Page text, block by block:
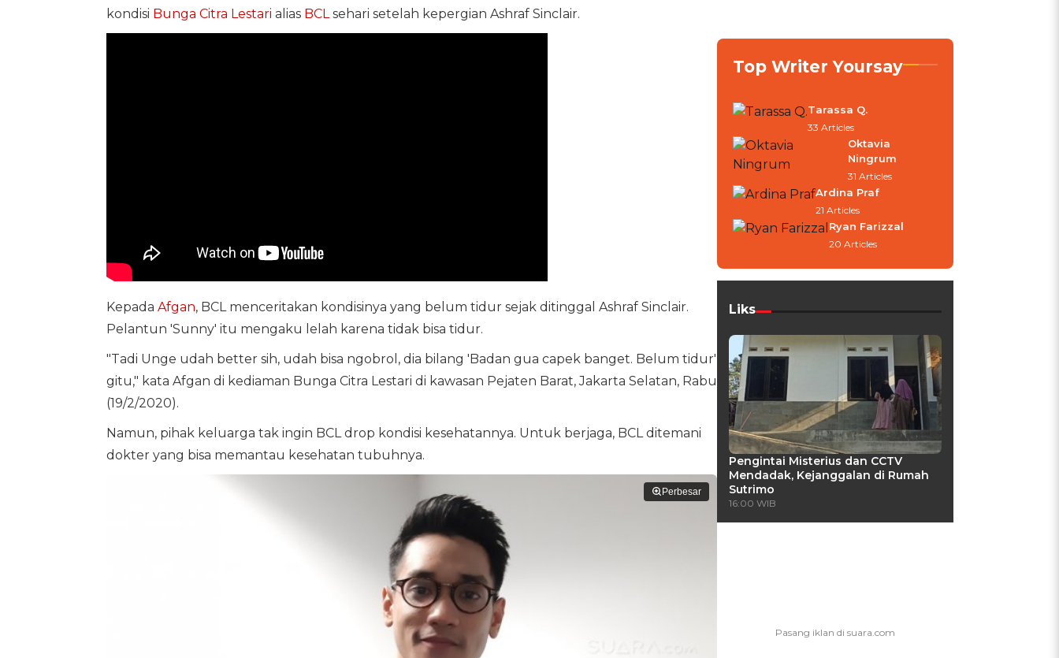
kondisi Bunga Citra Lestari alias BCL sehari setelah kepergian Ashraf Sinclair.
Kepada Afgan, BCL menceritakan kondisinya yang belum tidur sejak ditinggal Ashraf Sinclair.
Pelantun 'Sunny' itu mengaku lelah karena tidak bisa tidur.
"Tadi Unge udah better sih, udah bisa ngobrol, dia bilang 'Badan gua capek banget. Belum tidur'
gitu," kata Afgan di kediaman Bunga Citra Lestari di kawasan Pejaten Barat, Jakarta Selatan, Rabu
(19/2/2020).
Namun, pihak keluarga tak ingin BCL drop kondisi kesehatannya. Untuk berjaga, BCL ditemani
dokter yang bisa memantau kesehatan tubuhnya.
Perbesar
Top Writer Yoursay
Tarassa Q.
33 Articles
Oktavia
Ningrum
31 Articles
Ardina Praf
21 Articles
Ryan Farizzal
20 Articles
Liks
Pengintai Misterius dan CCTV
Mendadak, Kejanggalan di Rumah
Sutrimo
16:00 WIB